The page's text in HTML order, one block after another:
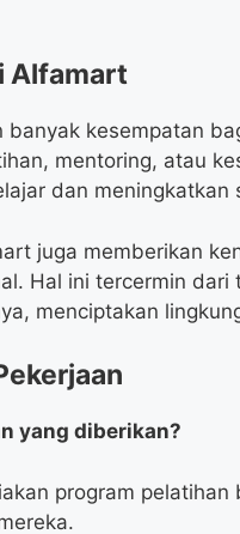
Alfamart
kesempatan
mentoring, atau
dan meningkatkan
juga memberikan
Hal ini tercermin
menciptakan
yang diberikan?
program